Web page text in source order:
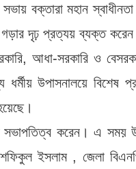
বক্তারা মহান স্বাধীনতা
গড়ার দৃঢ় প্রত্যয় ব্যক্ত
আধা-সরকারি ও
উপাসনালয়ে বিশেষ
সভাপতিত্ব করেন। এ
ইসলাম , জেলা